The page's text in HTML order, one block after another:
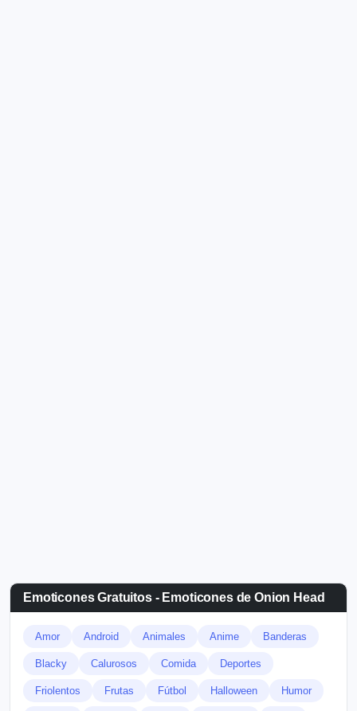
Emoticones Gratuitos - Emoticones de Onion Head
Amor Android Animales Anime Banderas
Blacky Calurosos Comida Deportes
Friolentos Frutas Fútbol Halloween Humor